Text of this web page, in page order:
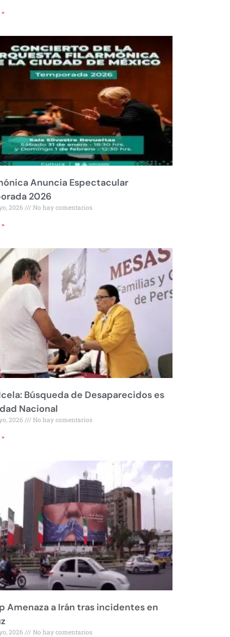
»
Anuncia Espectacular
2026
2026 No hay comentarios
»
Búsqueda de Desaparecidos es
Nacional
2026 No hay comentarios
»
Amenaza a Irán tras incidentes en
2026 No hay comentarios